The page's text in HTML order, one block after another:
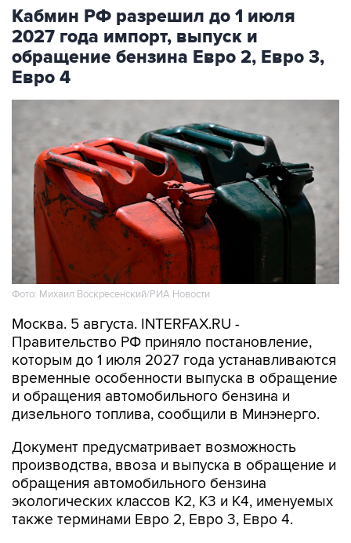
Кабмин РФ разрешил до 1 июля
2027 года импорт, выпуск и
обращение бензина Евро 2, Евро 3,
Евро 4
Фото: Михаил Воскресенский/РИА Новости
Москва. 5 августа. INTERFAX.RU -
Правительство РФ приняло постановление,
которым до 1 июля 2027 года устанавливаются
временные особенности выпуска в обращение
и обращения автомобильного бензина и
дизельного топлива, сообщили в Минэнерго.
Документ предусматривает возможность
производства, ввоза и выпуска в обращение и
обращения автомобильного бензина
экологических классов К2, К3 и К4, именуемых
также терминами Евро 2, Евро 3, Евро 4.